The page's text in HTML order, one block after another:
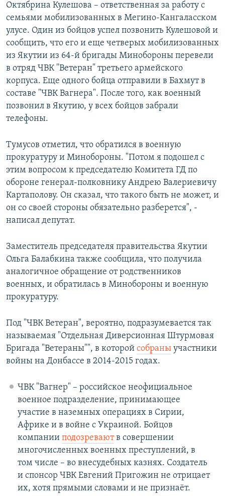
Октябрина Кулешова – ответственная за работу с
семьями мобилизованных в Мегино-Кангаласском
улусе. Один из бойцов успел позвонить Кулешовой и
сообщить, что его и еще четверых мобилизованных
из Якутии из 64-й бригады Минобороны перевели
в отряд ЧВК "Ветеран" третьего армейского
корпуса. Еще одного бойца отправили в Бахмут в
составе "ЧВК Вагнера". После того, как военный
позвонил в Якутию, у всех бойцов забрали
телефоны.
Тумусов отметил, что обратился в военную
прокуратуру и Минобороны. "Потом я подошел с
этим вопросом к председателю Комитета ГД по
обороне генерал-полковнику Андрею Валериевичу
Картаполову. Он сказал, что такого быть не может, и
он со своей стороны обязательно разберется", -
написал депутат.
Заместитель председателя правительства Якутии
Ольга Балабкина также сообщила, что получила
аналогичное обращение от родственников
военных, и обратилась в Минобороны и военную
прокуратуру.
Под "ЧВК Ветеран", вероятно, подразумевается так
называемая "Отдельная Диверсионная Штурмовая
Бригада "Ветераны"", в которой собраны участники
войны на Донбассе в 2014-2015 годах.
ЧВК "Вагнер" – российское неофициальное
военное подразделение, принимающее
участие в наземных операциях в Сирии,
Африке и в войне с Украиной. Бойцов
компании подозреваютв совершении
многочисленных военных преступлений, в
том числе – во внесудебных казнях. Создатель
и спонсор ЧВК Евгений Пригожин не отрицает
их, хотя прямыми словами и не признаёт.